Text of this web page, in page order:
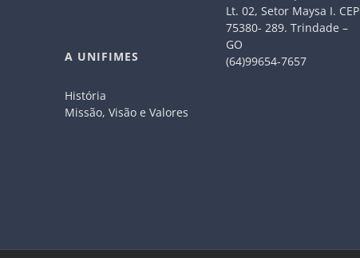
A UNIFIMES
História
Missão, Visão e Valores
Lt. 02, Setor Maysa I. CEP
75380- 289. Trindade –
GO
(64)99654-7657